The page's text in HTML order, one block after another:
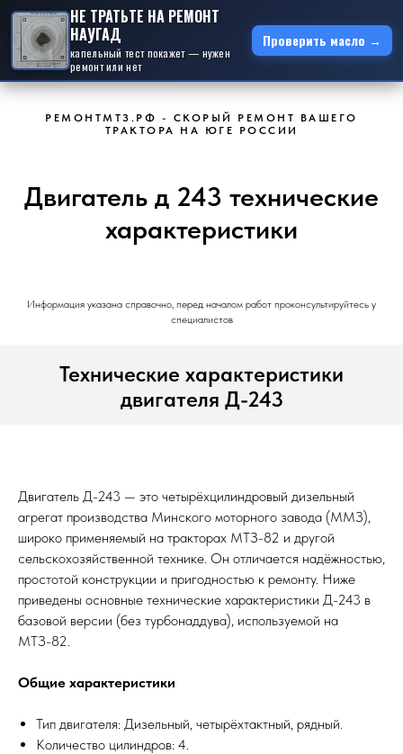
НЕ ТРАТЬТЕ НА РЕМОНТ
НАУГАД
капельный тест покажет — нужен
ремонт или нет
Проверить масло →
РЕМОНТМТЗ.РФ - СКОРЫЙ РЕМОНТ ВАШЕГО
ТРАКТОРА НА ЮГЕ РОССИИ
Двигатель д 243 технические
характеристики
Информация указана справочно, перед началом работ проконсультируйтесь у
специалистов
Технические характеристики
двигателя Д-243
Двигатель Д-243 — это четырёхцилиндровый дизельный
агрегат производства Минского моторного завода (ММЗ),
широко применяемый на тракторах МТЗ-82 и другой
сельскохозяйственной технике. Он отличается надёжностью,
простотой конструкции и пригодностью к ремонту. Ниже
приведены основные технические характеристики Д-243 в
базовой версии (без турбонаддува), используемой на
МТЗ-82.
Общие характеристики
Тип двигателя: Дизельный, четырёхтактный, рядный.
Количество цилиндров: 4.